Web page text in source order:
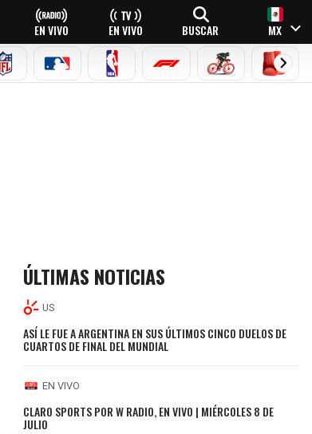
EN VIVO EN VIVO BUSCAR MX
NFL MLB NBA FÓRMULA 1CICLISMOBOXEO
ÚLTIMAS NOTICIAS
US
ASÍ LE FUE A ARGENTINA EN SUS ÚLTIMOS CINCO DUELOS DE
CUARTOS DE FINAL DEL MUNDIAL
EN VIVO
CLARO SPORTS POR W RADIO, EN VIVO | MIÉRCOLES 8 DE
JULIO